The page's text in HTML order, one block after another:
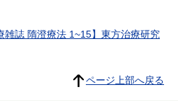
雑誌 隋澄療法 1~15】東方治療研究
ページ上部へ戻る